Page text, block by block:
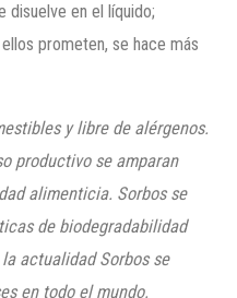
disuelve en el líquido;
prometen, se hace más
y libre de alérgenos.
productivo se amparan
alimenticia. Sorbos se
de biodegradabilidad
actualidad Sorbos se
en todo el mundo.